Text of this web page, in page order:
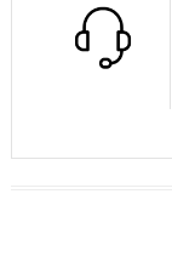
Ticket #57